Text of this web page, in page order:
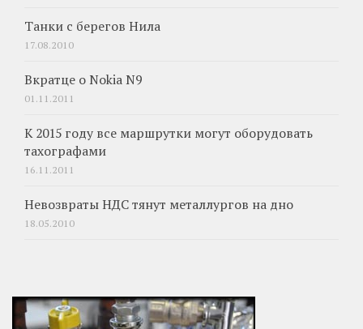
Танки с берегов Нила
17.08.2010
Вкратце о Nokia N9
01.11.2011
К 2015 году все маршрутки могут оборудовать
тахографами
16.11.2011
Невозвраты НДС тянут металлургов на дно
18.05.2010